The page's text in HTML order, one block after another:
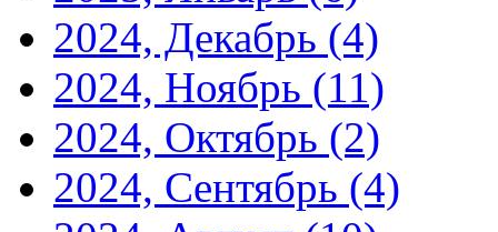
2024, Декабрь (4)
2024, Ноябрь (11)
2024, Октябрь (2)
2024, Сентябрь (4)